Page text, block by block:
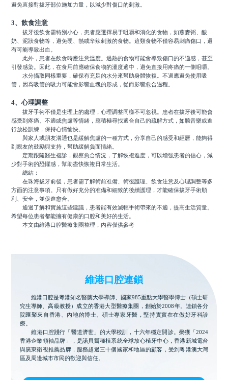
避免直接對拔牙部位施加力量，以減少對傷口的刺激。
3、飲食注意
拔牙後飲食需特別小心，患者應選擇易于咀嚼和消化的食物，如燕麥粥、酸
奶、泥狀食物等，避免硬、熱或辛辣刺激的食物。這類食物不僅容易刺痛傷口，還
有可能導致出血。
此外，患者在飲食時應注意溫度。過熱的食物可能會導致傷口的不適感，甚至
引發感染。因此，在食用前應確保食物的溫度適中，避免直接用疼痛的一側咀嚼。
水分攝取同樣重要，確保有充足的水分來幫助身體恢複。不過應避免使用吸
管，因爲吸管的吸力可能會影響血塊的形成，從而影響愈合過程。
4、心理調整
拔牙手術不僅是生理上的處理，心理調整同樣不可忽視。患者在拔牙後可能會
感受到疼痛、不適或焦慮等情緒，應積極尋找適合自己的疏解方式，如聽音樂或進
行放松訓練，保持心情愉快。
與家人或朋友溝通也是緩解焦慮的一種方式，分享自己的感受和經曆，能夠得
到親友的鼓勵與支持，幫助緩解負面情緒。
定期跟隨醫生複診，觀察愈合情況，了解恢複進度，可以增強患者的信心，減
少對手術的恐懼感，幫助盡快恢複日常生活。
總結：
在珠海拔牙前後，患者需了解術前准備、術後護理、飲食注意及心理調整等多
方面的注意事項。只有做好充分的准備和細致的後續護理，才能確保拔牙手術順
利、安全，並促進愈合。
通過了解和實施這些建議，患者能有效減輕手術帶來的不適，提高生活質量。
希望每位患者都能擁有健康的口腔和美好的生活。
本文由維港口腔醫療集團整理，內容僅供參考
維港口腔連鎖
維港口腔是粵港知名醫藥大學導師、國家985重點大學醫學博士（碩士研
究生導師、高級教授）成立的香港大型醫療集團，創始於2008年。連鎖各分
院匯聚來自香港、內地的博士、碩士專家牙醫，堅持實實在在做好牙科診
療。
維港口腔踐行「醫道濟世」的大學校訓，十六年穩定開診。榮獲「2024
香港企業領袖品牌」，是諾貝爾種植系統全球放心植牙中心，香港新城電台
與廣東衛視推薦品牌，服務超過三十個國家和地區的顧客，受到粵港澳大灣
區及周邊城市市民的歡迎與信任。